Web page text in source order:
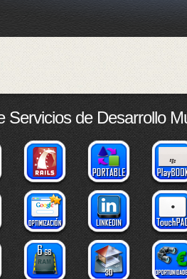
Servicios de Desarrollo